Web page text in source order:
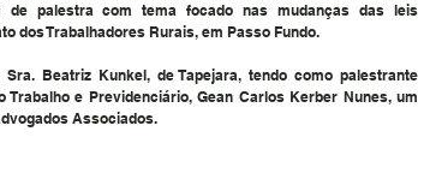
de palestra com tema focado nas mudanças das leis
dos Trabalhadores Rurais, em Passo Fundo.
Beatriz Kunkel, de Tapejara, tendo como palestrante
e Previdenciário, Gean Carlos Kerber Nunes, um
Associados.